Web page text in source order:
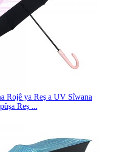
Rojê ya Reş a UV Sîwana
Reş ...